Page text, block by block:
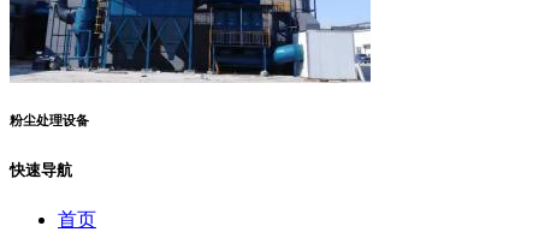
粉尘处理设备
快速导航
首页